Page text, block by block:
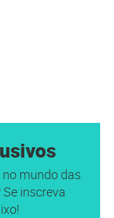
mundo das
inscreva